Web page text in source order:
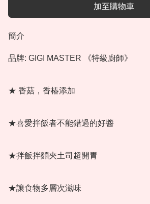
加至購物車
簡介
品牌: GIGI MASTER 《特級廚師》
★ 香菇，香椿添加
★喜愛拌飯者不能錯過的好醬
★拌飯拌麵夾土司超開胃
★讓食物多層次滋味